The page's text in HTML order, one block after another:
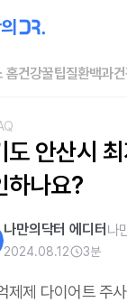
홈건강꿀팁질환백과
도 안산시
하나요?
나만의닥터 에디터 나
2024.08.12 3분
제제 다이어트 주